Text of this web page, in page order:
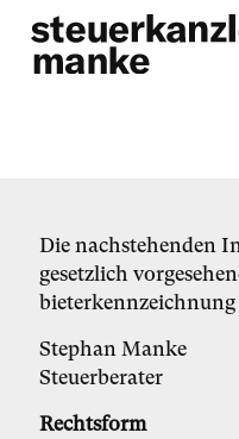
Die nach­ste­hen­den
ge­setz­lich
Ste­phan Man­ke
Steu­er­be­ra­ter
Rechts­form